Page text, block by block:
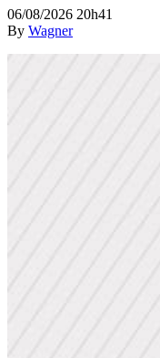
06/08/2026 20h41
By Wagner